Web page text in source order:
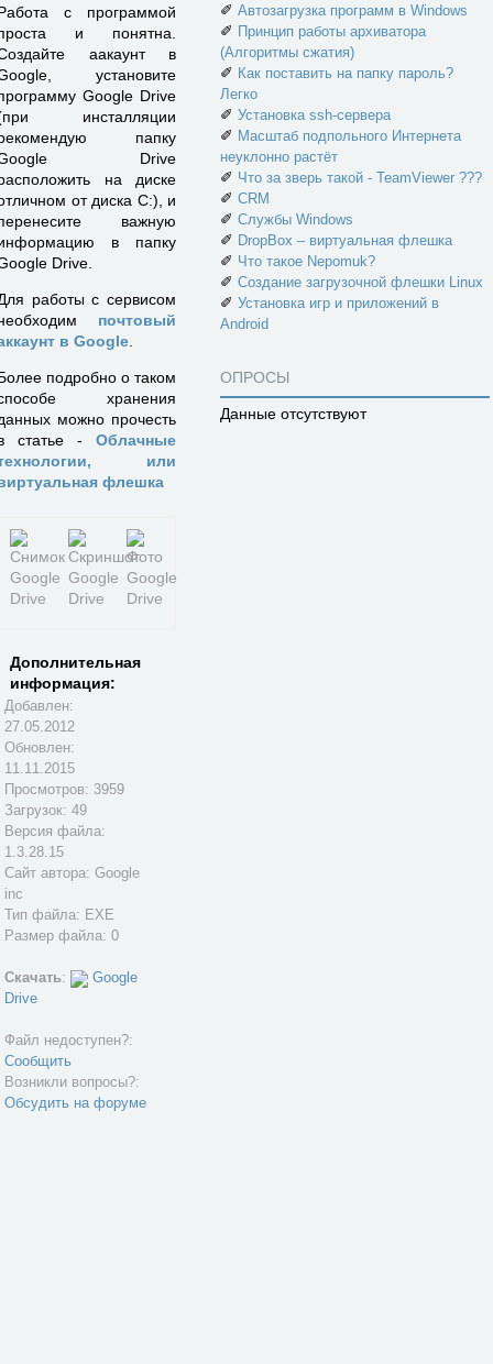
с программой
и понятна.
аакаунт в
установите
Google Drive
инсталляции
папку
Drive
на диске
от диска C:), и
важную
в папку
Drive.
работы с сервисом
почтовый
в Google
подробно о таком
хранения
можно прочесть
статье - Облачные
или
флешка
Дополнительная
информация:
Добавлен:
27.05.2012
Обновлен:
11.11.2015
Просмотров: 3959
Загрузок: 49
Версия файла:
1.3.28.15
Сайт автора: Google
inc
Тип файла: EXE
Размер файла: 0
Скачать:
Google
Drive
Файл недоступен?:
Сообщить
Возникли вопросы?:
Обсудить на форуме
✐ Автозагрузка программ в Windows
✐ Принцип работы архиватора
(Алгоритмы сжатия)
✐ Как поставить на папку пароль?
Легко
✐ Установка ssh-сервера
✐ Масштаб подпольного Интернета
неуклонно растёт
✐ Что за зверь такой - TeamViewer ???
✐ CRM
✐ Службы Windows
✐ DropBox – виртуальная флешка
✐ Что такое Nepomuk?
✐ Создание загрузочной флешки Linux
✐ Установка игр и приложений в
Android
ОПРОСЫ
Данные отсутствуют